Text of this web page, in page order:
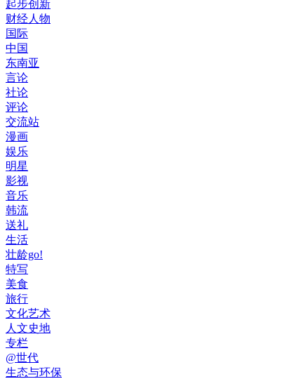
起步创新
财经人物
国际
中国
东南亚
言论
社论
评论
交流站
漫画
娱乐
明星
影视
音乐
韩流
送礼
生活
壮龄go!
特写
美食
旅行
文化艺术
人文史地
专栏
@世代
生态与环保